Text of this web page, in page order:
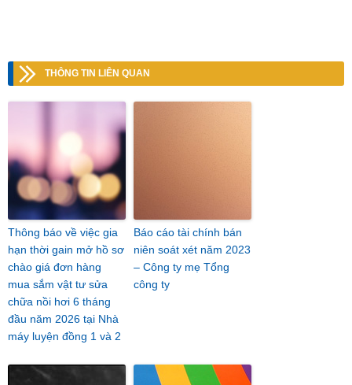
THÔNG TIN LIÊN QUAN
Thông báo về việc gia
hạn thời gain mở hồ sơ
chào giá đơn hàng
mua sắm vật tư sửa
chữa nồi hơi 6 tháng
đầu năm 2026 tại Nhà
máy luyện đồng 1 và 2
Báo cáo tài chính bán
niên soát xét năm 2023
– Công ty mẹ Tổng
công ty